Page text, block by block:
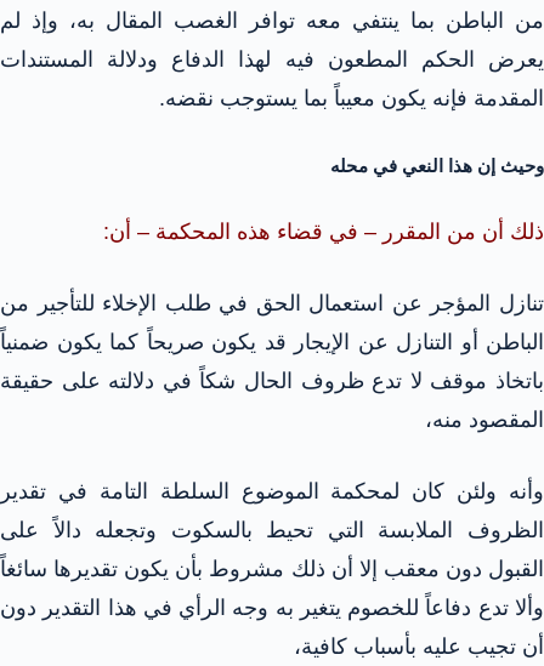
من الباطن بما ينتفي معه توافر الغصب المقال به، وإذ لم
يعرض الحكم المطعون فيه لهذا الدفاع ودلالة المستندات
المقدمة فإنه يكون معيباً بما يستوجب نقضه.
وحيث إن هذا النعي في محله
ذلك أن من المقرر – في قضاء هذه المحكمة – أن:
تنازل المؤجر عن استعمال الحق في طلب الإخلاء للتأجير من
الباطن أو التنازل عن الإيجار قد يكون صريحاً كما يكون ضمنياً
باتخاذ موقف لا تدع ظروف الحال شكاً في دلالته على حقيقة
المقصود منه،
وأنه ولئن كان لمحكمة الموضوع السلطة التامة في تقدير
الظروف الملابسة التي تحيط بالسكوت وتجعله دالاً على
القبول دون معقب إلا أن ذلك مشروط بأن يكون تقديرها سائغاً
وألا تدع دفاعاً للخصوم يتغير به وجه الرأي في هذا التقدير دون
أن تجيب عليه بأسباب كافية،